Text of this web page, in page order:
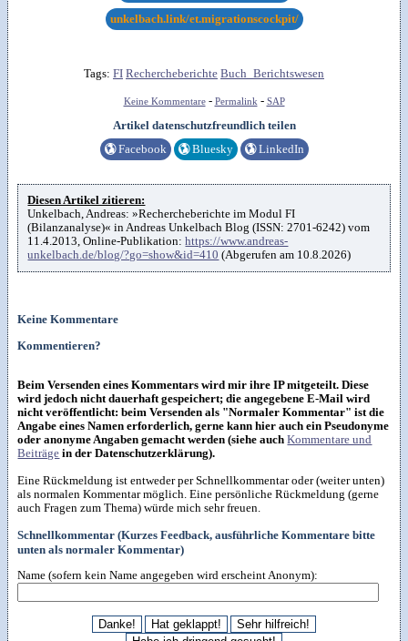
unkelbach.link/et.migrationscockpit/
Tags: FI Rechercheberichte Buch_Berichtswesen
Keine Kommentare- Permalink- SAP
Artikel datenschutzfreundlich teilen
🌎Facebook 🌎Bluesky 🌎LinkedIn
Diesen Artikel zitieren:
Unkelbach, Andreas: »Rechercheberichte im Modul FI
(Bilanzanalyse)« in Andreas Unkelbach Blog (ISSN: 2701-6242) vom
11.4.2013, Online-Publikation:https://www.andreas-
unkelbach.de/blog/?go=show&id=410 (Abgerufen am 10.8.2026)
Keine Kommentare
Kommentieren?
Beim Versenden eines Kommentars wird mir ihre IP mitgeteilt. Diese
wird jedoch nicht dauerhaft gespeichert; die angegebene E-Mail wird
nicht veröffentlicht: beim Versenden als "Normaler Kommentar" ist die
Angabe eines Namen erforderlich, gerne kann hier auch ein Pseudonyme
oder anonyme Angaben gemacht werden (siehe auchKommentare und
Beiträge in der Datenschutzerklärung).
Eine Rückmeldung ist entweder per Schnellkommentar oder (weiter unten)
als normalen Kommentar möglich. Eine persönliche Rückmeldung (gerne
auch Fragen zum Thema) würde mich sehr freuen.
Schnellkommentar (Kurzes Feedback, ausführliche Kommentare bitte
unten als normaler Kommentar)
Name (sofern kein Name angegeben wird erscheint Anonym):